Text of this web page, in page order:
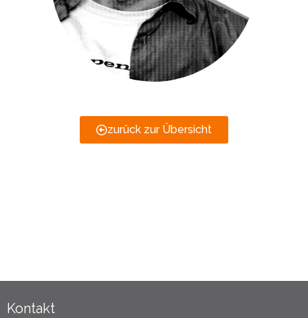
zurück zur Übersicht
Kontakt